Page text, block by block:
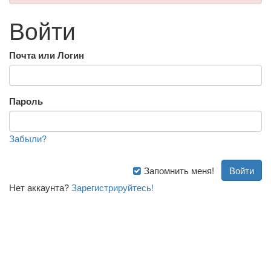
Войти
Почта или Логин
Пароль
Забыли?
Запомнить меня!
Нет аккаунта?Зарегистрируйтесь!